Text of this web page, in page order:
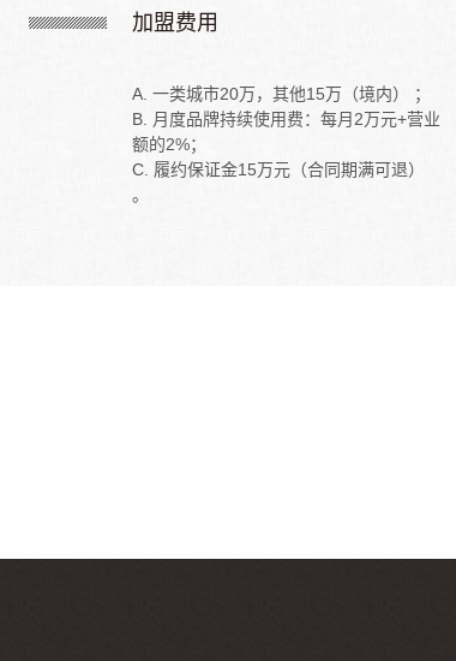
A. 一类城市20万，其他15万（境内） ；
B. 月度品牌持续使用费：每月2万元+营业
额的2%；